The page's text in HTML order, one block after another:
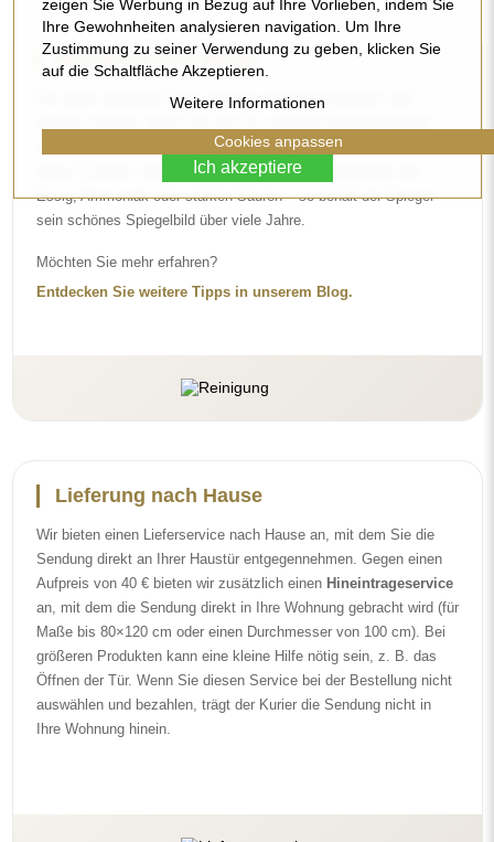
Reinigung und Pflege
Für einen optimalen Glanz genügen ein Mikrofasertuch und
entscheiden, achten Sie darauf, dass sie einen neutralen pH-Wert
(etwa 7) haben. Vermeiden Sie scharfe Reinigungsmittel mit
Essig, Ammoniak oder starken Säuren – so behält der Spiegel
sein schönes Spiegelbild über viele Jahre.
Möchten Sie mehr erfahren?
Entdecken Sie weitere Tipps in unserem Blog.
Lieferung nach Hause
Wir bieten einen Lieferservice nach Hause an, mit dem Sie die
Sendung direkt an Ihrer Haustür entgegennehmen. Gegen einen
Aufpreis von 40 € bieten wir zusätzlich einen Hineintrageservice
an, mit dem die Sendung direkt in Ihre Wohnung gebracht wird (für
Maße bis 80×120 cm oder einen Durchmesser von 100 cm). Bei
größeren Produkten kann eine kleine Hilfe nötig sein, z. B. das
Öffnen der Tür. Wenn Sie diesen Service bei der Bestellung nicht
auswählen und bezahlen, trägt der Kurier die Sendung nicht in
Ihre Wohnung hinein.
Ihre Gewohnheiten analysieren navigation. Um Ihre
Zustimmung zu seiner Verwendung zu geben, klicken Sie
auf die Schaltfläche Akzeptieren.
Weitere Informationen
Cookies anpassen
Ich akzeptiere